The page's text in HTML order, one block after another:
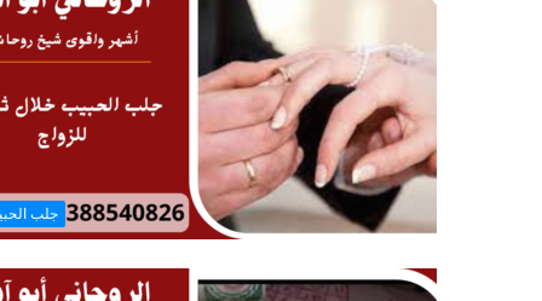
جلب